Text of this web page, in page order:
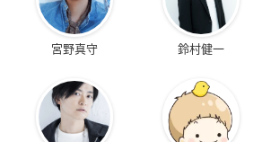
宮野真守 鈴村健一